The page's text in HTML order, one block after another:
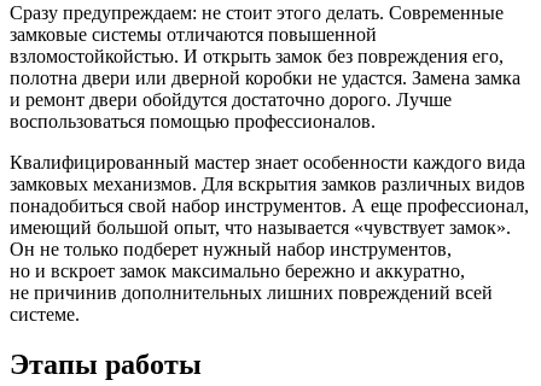
Сразу предупреждаем: не стоит этого делать. Современные
замковые системы отличаются повышенной
взломостойкойстью. И открыть замок без повреждения его,
полотна двери или дверной коробки не удастся. Замена замка
и ремонт двери обойдутся достаточно дорого. Лучше
воспользоваться помощью профессионалов.
Квалифицированный мастер знает особенности каждого вида
замковых механизмов. Для вскрытия замков различных видов
понадобиться свой набор инструментов. А еще профессионал,
имеющий большой опыт, что называется «чувствует замок».
Он не только подберет нужный набор инструментов,
но и вскроет замок максимально бережно и аккуратно,
не причинив дополнительных лишних повреждений всей
системе.
Этапы работы